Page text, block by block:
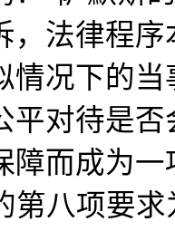
，法律程
情况下的
平对待是
障而成为
项要求为